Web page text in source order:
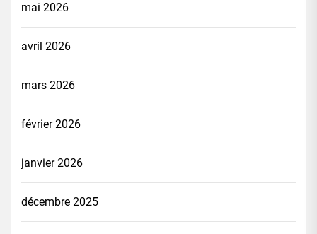
mai 2026
avril 2026
mars 2026
février 2026
janvier 2026
décembre 2025